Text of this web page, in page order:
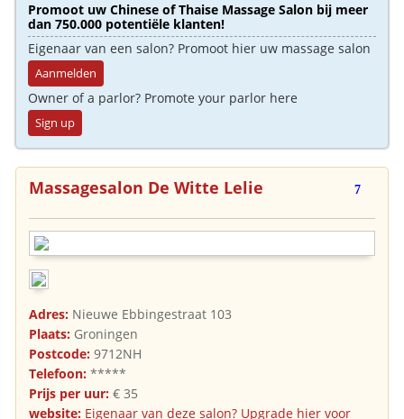
Promoot uw Chinese of Thaise Massage Salon bij meer
dan 750.000 potentiële klanten!
Eigenaar van een salon? Promoot hier uw massage salon
Aanmelden
Owner of a parlor? Promote your parlor here
Sign up
Massagesalon De Witte Lelie 7
Adres: Nieuwe Ebbingestraat 103
Plaats: Groningen
Postcode: 9712NH
Telefoon: *****
Prijs per uur: € 35
website: Eigenaar van deze salon? Upgrade hier voor